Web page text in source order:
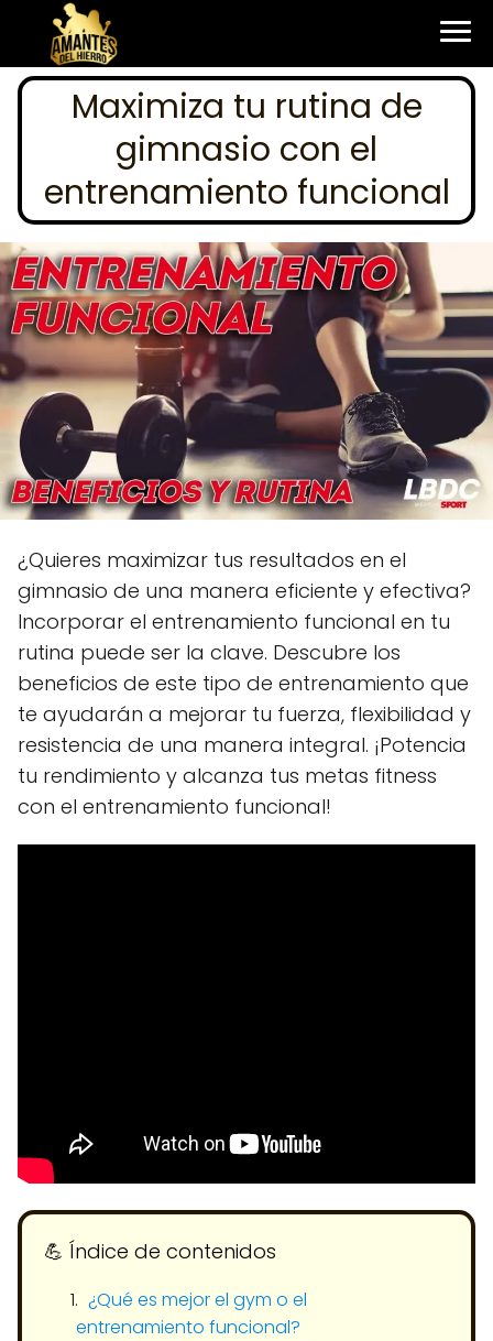
Maximiza tu rutina de
gimnasio con el
entrenamiento funcional
¿Quieres maximizar tus resultados en el
gimnasio de una manera eficiente y efectiva?
Incorporar el entrenamiento funcional en tu
rutina puede ser la clave. Descubre los
beneficios de este tipo de entrenamiento que
te ayudarán a mejorar tu fuerza, flexibilidad y
resistencia de una manera integral. ¡Potencia
tu rendimiento y alcanza tus metas fitness
con el entrenamiento funcional!
💪​ Índice de contenidos
¿Qué es mejor el gym o el
entrenamiento funcional?